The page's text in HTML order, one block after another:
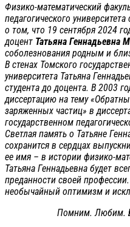
Физико-математический
педагогического
о том, что 19 сентября 2024
доцент Татьяна Геннадьевна
соболезнования родным и
В стенах Томского
университета Татьяна
студента до доцента. В 2003
диссертацию на тему
заряженных частиц» в
государственном
Светлая память о Татьяне
сохранится в сердцах
ее имя – в истории физико-
Татьяна Геннадьевна будет
преданности своей
необычайный оптимизм и
Помним. Любим.